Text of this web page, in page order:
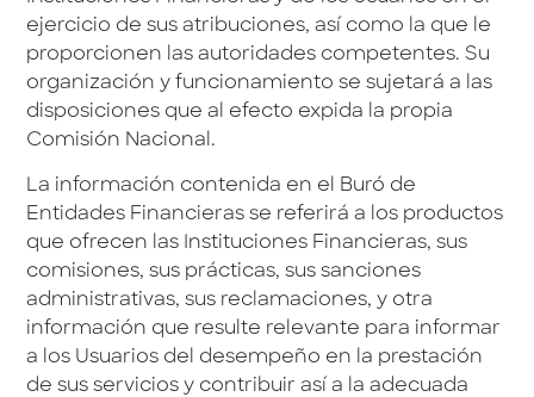
ejercicio de sus atribuciones, así como la que le
proporcionen las autoridades competentes. Su
organización y funcionamiento se sujetará a las
disposiciones que al efecto expida la propia
Comisión Nacional.
La información contenida en el Buró de
Entidades Financieras se referirá a los productos
que ofrecen las Instituciones Financieras, sus
comisiones, sus prácticas, sus sanciones
administrativas, sus reclamaciones, y otra
información que resulte relevante para informar
a los Usuarios del desempeño en la prestación
de sus servicios y contribuir así a la adecuada